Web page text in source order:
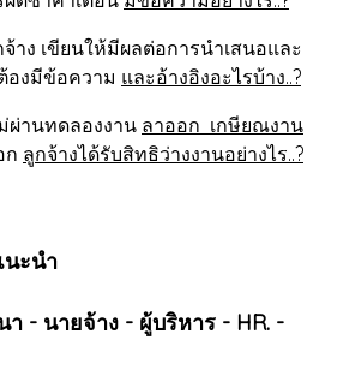
าง เขียนให้มีผลต่อการนำเสนอและ
องมีข้อความ และอ้างอิงอะไรบ้าง..?
ผ่านทดลองงาน ลาออก เกษียณงาน
ก ลูกจ้างได้รับสิทธิว่างงานอย่างไร..?
ะนำ
นายจ้าง - ผู้บริหาร - HR. -